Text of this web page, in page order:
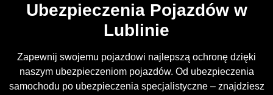
Ubezpieczenia Pojazdów w
Lublinie
Zapewnij swojemu pojazdowi najlepszą ochronę dzięki
naszym ubezpieczeniom pojazdów. Od ubezpieczenia
samochodu po ubezpieczenia specjalistyczne – znajdziesz